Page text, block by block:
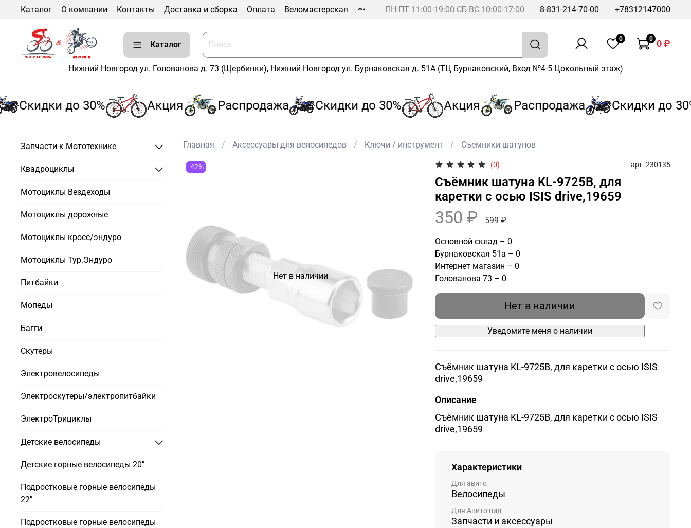
Каталог О компании Контакты Доставка и сборка Оплата Веломастерская ПН-ПТ 11:00-19:00 СБ-ВС 10:00-17:00 8-831-214-70-00 +78312147000
Каталог
0 0 0 ₽
Нижний Новгород ул. Голованова д. 73 (Щербинки), Нижний Новгород ул. Бурнаковская д. 51А (ТЦ Бурнаковский, Вход №4-5 Цокольный этаж)
Скидки до 30% Акция Распродажа Скидки до 30% Акция Распродажа Скидки до 30%
Главная Аксессуары для велосипедов Ключи / инструмент Съемники шатунов
Нет в наличии
-42% (0) арт. 230135
Съёмник шатуна KL-9725B, для
каретки с осью ISIS drive,19659
350 ₽ 599 ₽
Основной склад – 0
Бурнаковская 51а – 0
Интернет магазин – 0
Голованова 73 – 0
Нет в наличии
Уведомите меня о наличии
Съёмник шатуна KL-9725B, для каретки с осью ISIS
drive,19659
Описание
Съёмник шатуна KL-9725B, для каретки с осью ISIS
drive,19659
Характеристики
Для авито
Велосипеды
Для Авито вид
Запчасти и аксессуары
Запчасти к Мототехнике
Квадроциклы
Мотоциклы Вездеходы
Мотоциклы дорожные
Мотоциклы кросс/эндуро
Мотоциклы Тур.Эндуро
Питбайки
Мопеды
Багги
Скутеры
Электровелосипеды
Электроскутеры/электропитбайки
ЭлектроТрициклы
Детские велосипеды
Детские горные велосипеды 20"
Подростковые горные велосипеды
22"
Подростковые горные велосипеды